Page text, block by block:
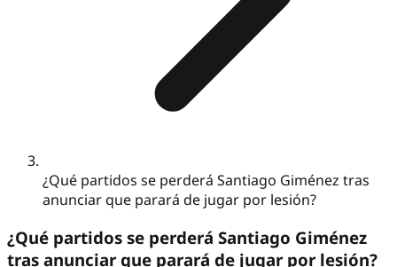
¿Qué partidos se perderá Santiago Giménez tras
anunciar que parará de jugar por lesión?
¿Qué partidos se perderá Santiago Giménez
tras anunciar que parará de jugar por lesión?